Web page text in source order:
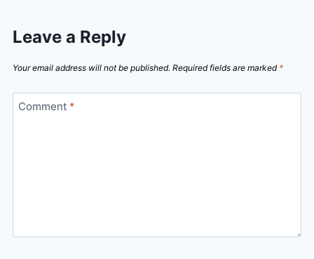
Leave a Reply
Your email address will not be published. Required fields are marked *
Comment *